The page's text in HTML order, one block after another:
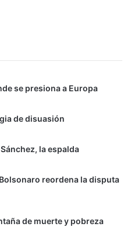
se presiona a Europa
de disuasión
la espalda
reordena la disputa
de muerte y pobreza